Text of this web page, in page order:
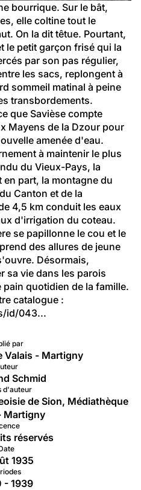
bourrique. Sur le bât,
elle coltine tout le
On la dit têtue. Pourtant,
le petit garçon frisé qui la
par son pas régulier,
les sacs, replongent à
sommeil matinal à peine
transbordements.
que Savièse compte
Mayens de la Dzour pour
amenée d'eau.
à maintenir le plus
du Vieux-Pays, la
en part, la montagne du
Canton et de la
4,5 km conduit les eaux
d'irrigation du coteau.
se papillonne le cou et le
des allures de jeune
Désormais,
sa vie dans les parois
quotidien de la famille.
catalogue :
id/043...
par
Valais - Martigny
Schmid
d'auteur
de Sion, Médiathèque
Martigny
réservés
1935
- 1939